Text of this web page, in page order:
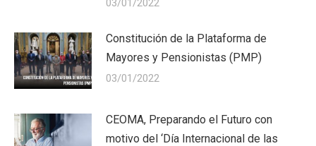
03/01/2022
Constitución de la Plataforma de
Mayores y Pensionistas (PMP)
03/01/2022
CEOMA, Preparando el Futuro con
motivo del ‘Día Internacional de las